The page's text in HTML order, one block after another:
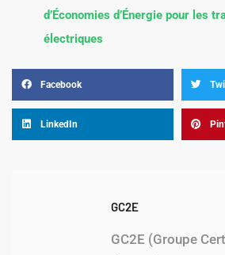
d’Économies d’Énergie pour les
électriques
Facebook
LinkedIn
GC2E
GC2E (Groupe